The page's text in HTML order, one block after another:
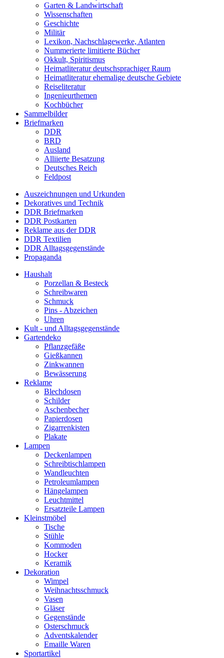
Garten & Landwirtschaft
Wissenschaften
Geschichte
Militär
Lexikon, Nachschlagewerke, Atlanten
Nummerierte limitierte Bücher
Okkult, Spiritismus
Heimatliteratur deutschsprachiger Raum
Heimatliteratur ehemalige deutsche Gebiete
Reiseliteratur
Ingenieurthemen
Kochbücher
Sammelbilder
Briefmarken
DDR
BRD
Ausland
Alliierte Besatzung
Deutsches Reich
Feldpost
Auszeichnungen und Urkunden
Dekoratives und Technik
DDR Briefmarken
DDR Postkarten
Reklame aus der DDR
DDR Textilien
DDR Alltagsgegenstände
Propaganda
Haushalt
Porzellan & Besteck
Schreibwaren
Schmuck
Pins - Abzeichen
Uhren
Kult - und Alltagsgegenstände
Gartendeko
Pflanzgefäße
Gießkannen
Zinkwannen
Bewässerung
Reklame
Blechdosen
Schilder
Aschenbecher
Papierdosen
Zigarrenkisten
Plakate
Lampen
Deckenlampen
Schreibtischlampen
Wandleuchten
Petroleumlampen
Hängelampen
Leuchtmittel
Ersatzteile Lampen
Kleinstmöbel
Tische
Stühle
Kommoden
Hocker
Keramik
Dekoration
Wimpel
Weihnachtsschmuck
Vasen
Gläser
Gegenstände
Osterschmuck
Adventskalender
Emaille Waren
Sportartikel